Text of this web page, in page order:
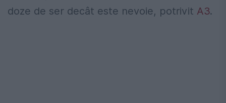
doze de ser decât este nevoie, potrivit A3.